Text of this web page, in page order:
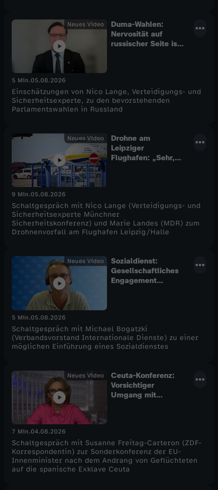
Neues Video
Duma-Wahlen:
Nervosität auf
russischer Seite ist
5 Min.05.08.2026
Einschätzungen von Nico Lange, Verteidigungs- und
Sicherheitsexperte, zu den bevorstehenden
Parlamentswahlen in Russland
Neues Video
Drohne am
Leipziger
Flughafen: „Sehr,
9 Min.05.08.2026
Schaltgespräch mit Nico Lange (Verteidigungs- und
Sicherheitsexperte Münchner
Sicherheitskonferenz) und Marie Landes (MDR) zum
Drohnenvorfall am Flughafen Leipzig/Halle
Neues Video
Sozialdienst:
Gesellschaftliches
Engagement
5 Min.05.08.2026
Schaltgespräch mit Michael Bogatzki
(Verbandsvorstand Internationale Dienste) zu einer
möglichen Einführung eines Sozialdienstes
Neues Video
Ceuta-Konferenz:
Vorsichtiger
Umgang mit
7 Min.04.08.2026
Schaltgespräch mit Susanne Freitag-Carteron (ZDF-
Korrespondentin) zur Sonderkonferenz der EU-
Innenminister nach dem Andrang von Geflüchteten
auf die spanische Exklave Ceuta